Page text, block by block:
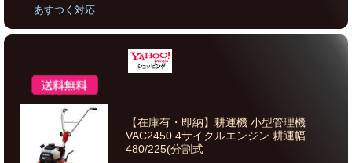
あすつく対応
【在庫有・即納】耕運機 小型管理機
VAC2450 4サイクルエンジン 耕運幅
480/225(分割式